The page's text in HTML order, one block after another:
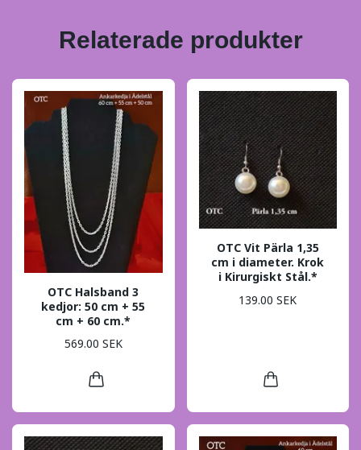
Relaterade produkter
OTC Halsband 3
kedjor: 50 cm + 55
cm + 60 cm.*
569.00 SEK
OTC Vit Pärla 1,35
cm i diameter. Krok
i Kirurgiskt Stål.*
139.00 SEK